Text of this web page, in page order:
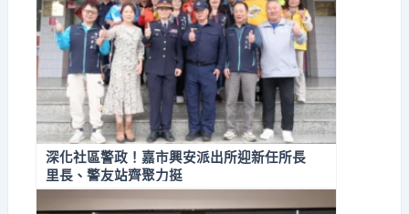
深化社區警政！嘉市興安派出所迎新任所長
里長、警友站齊聚力挺